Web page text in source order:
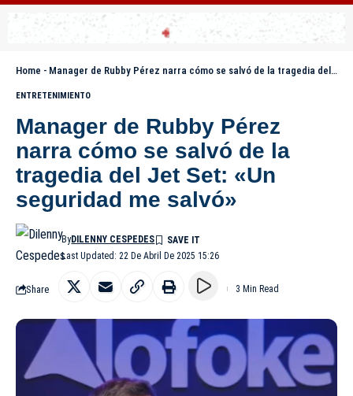
Home - Manager de Rubby Pérez narra cómo se salvó de la tragedia del Jet Set: «Un seguridad me salvó»
ENTRETENIMIENTO
Manager de Rubby Pérez
narra cómo se salvó de la
tragedia del Jet Set: «Un
seguridad me salvó»
Last Updated: 22 De Abril De 2025 15:26
ByDILENNY CESPEDES
Share 3 Min Read